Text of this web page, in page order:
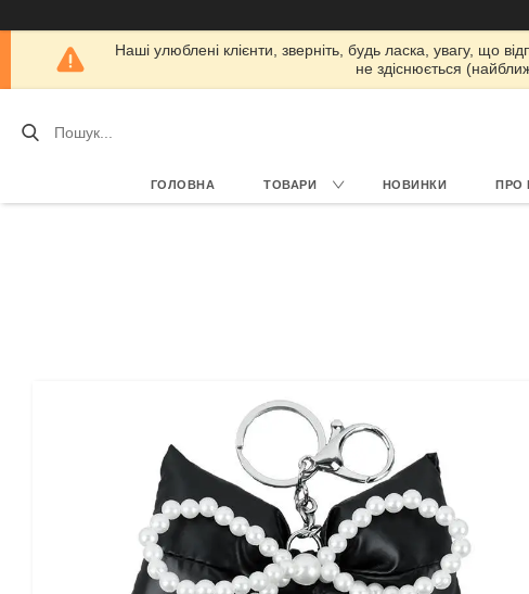
Наші улюблені клієнти, зверніть, будь ласка, увагу, що
не здіснюється
ГОЛОВНА ТОВАРИ НОВИНКИ ПРО